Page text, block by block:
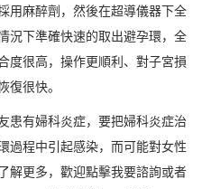
用麻醉劑，然後在超導儀器下全
況下準確快速的取出避孕環，全
度很高，操作更順利、對子宮損
復很快。
患有婦科炎症，要把婦科炎症治
過程中引起感染，而可能對女性
解更多，歡迎點擊我要諮詢或者